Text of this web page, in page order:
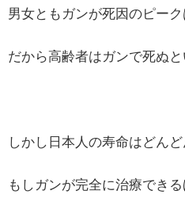
男女ともガンが死因のピーク
だから高齢者はガンで死ぬと
しかし日本人の寿命はどんど
もしガンが完全に治療でき